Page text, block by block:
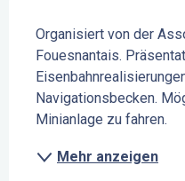
Organisiert von der
Fouesnantais.
Navigationsbecken.
Minianlage zu fahren.
Mehr anzeigen